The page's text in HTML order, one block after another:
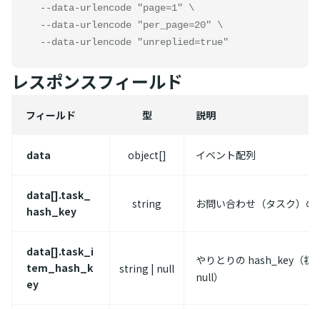
  --data-urlencode "unreplied=true"
レスポンスフィールド
フィールド 型 説明
data object[] イベント配列
data[].task_
hash_key
string お問い合わせ（タスク）
data[].task_i
tem_hash_k
ey
string | null
やりとりの hash_key（初
null）